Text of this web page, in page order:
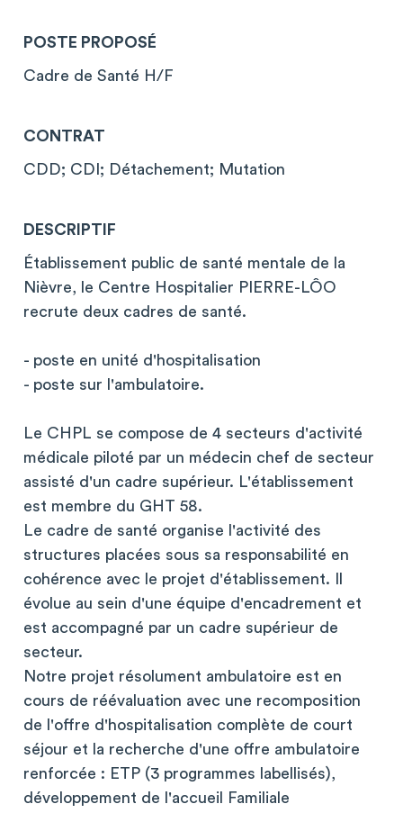
POSTE PROPOSÉ
Cadre de Santé H/F
CONTRAT
CDD; CDI; Détachement; Mutation
DESCRIPTIF
Établissement public de santé mentale de la
Nièvre, le Centre Hospitalier PIERRE-LÔO
recrute deux cadres de santé.
- poste en unité d'hospitalisation
- poste sur l'ambulatoire.
Le CHPL se compose de 4 secteurs d'activité
médicale piloté par un médecin chef de secteur
assisté d'un cadre supérieur. L'établissement
est membre du GHT 58.
Le cadre de santé organise l'activité des
structures placées sous sa responsabilité en
cohérence avec le projet d'établissement. Il
évolue au sein d'une équipe d'encadrement et
est accompagné par un cadre supérieur de
secteur.
Notre projet résolument ambulatoire est en
cours de réévaluation avec une recomposition
de l'offre d'hospitalisation complète de court
séjour et la recherche d'une offre ambulatoire
renforcée : ETP (3 programmes labellisés),
développement de l'accueil Familiale